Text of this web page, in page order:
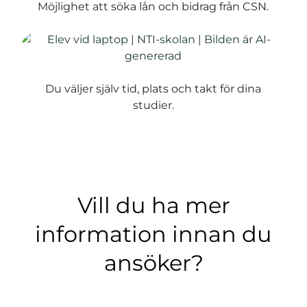
Möjlighet att söka lån och bidrag från CSN.
Du väljer själv tid, plats och takt för dina
studier.
Vill du ha mer
information innan du
ansöker?